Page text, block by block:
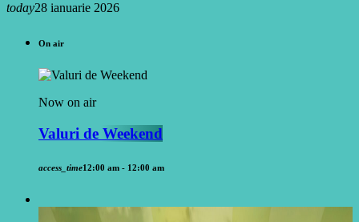
today28 ianuarie 2026
On air
Now on air
Valuri de Weekend
access_time12:00 am - 12:00 am